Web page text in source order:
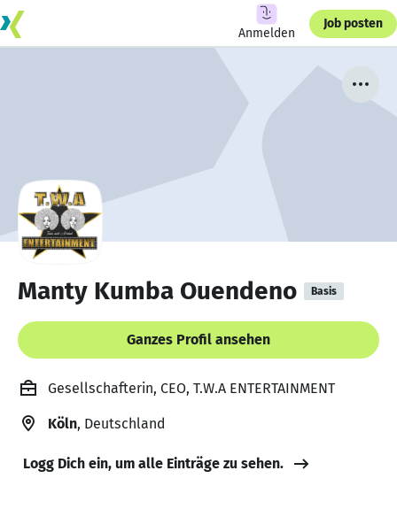
Anmelden
Job posten
Manty Kumba Ouendeno Basis
Ganzes Profil ansehen
Gesellschafterin, CEO, T.W.A ENTERTAINMENT
Köln, Deutschland
Logg Dich ein, um alle Einträge zu sehen.